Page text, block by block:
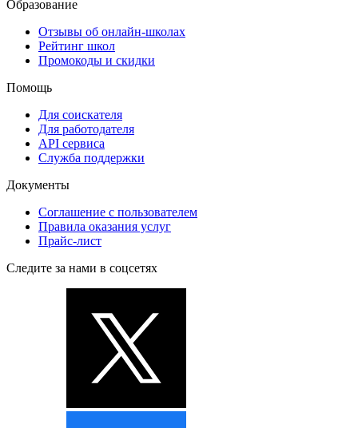
Образование
Отзывы об онлайн-школах
Рейтинг школ
Промокоды и скидки
Помощь
Для соискателя
Для работодателя
API сервиса
Служба поддержки
Документы
Соглашение с пользователем
Правила оказания услуг
Прайс-лист
Следите за нами в соцсетях